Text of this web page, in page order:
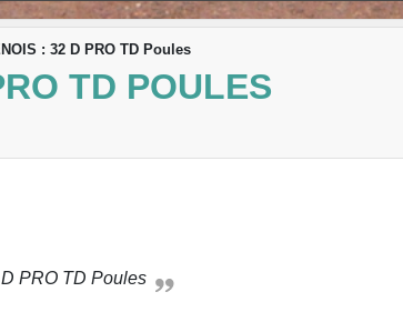
: 32 D PRO TD Poules
TD POULES
D PRO TD Poules